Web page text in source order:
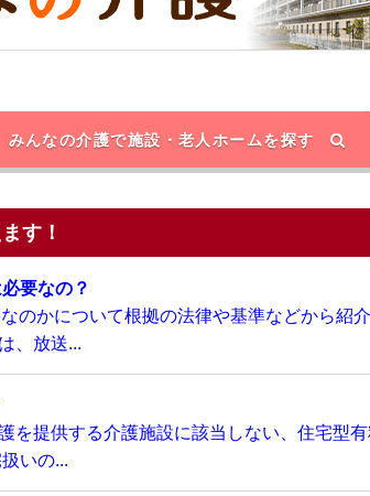
みんなの介護で施設・老人ホームを探す
す！
要なの？
のかについて根拠の法律や基準などから紹
、放送...
を提供する介護施設に該当しない、住宅型有
いの...